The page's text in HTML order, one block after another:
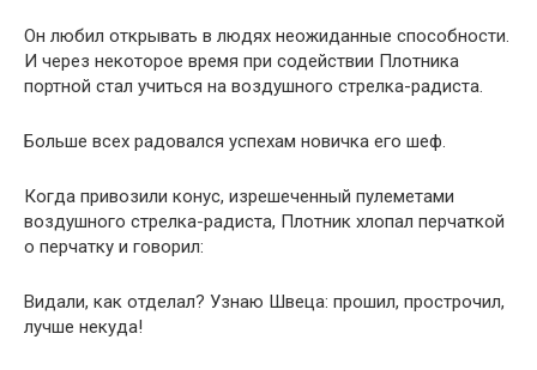
Он любил открывать в людях неожиданные способности.
И через некоторое время при содействии Плотника
портной стал учиться на воздушного стрелка-радиста.
Больше всех радовался успехам новичка его шеф.
Когда привозили конус, изрешеченный пулеметами
воздушного стрелка-радиста, Плотник хлопал перчаткой
о перчатку и говорил:
Видали, как отделал? Узнаю Швеца: прошил, прострочил,
лучше некуда!